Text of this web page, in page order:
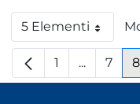
5 ElementiPer pagina
Pagina
1 ...Pagine
7 8